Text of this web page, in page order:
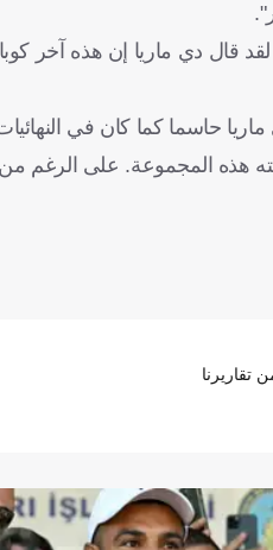
قال دي ماريا إن هذه آخر
حاسما كما كان في
هذه المجموعة. على الرغم